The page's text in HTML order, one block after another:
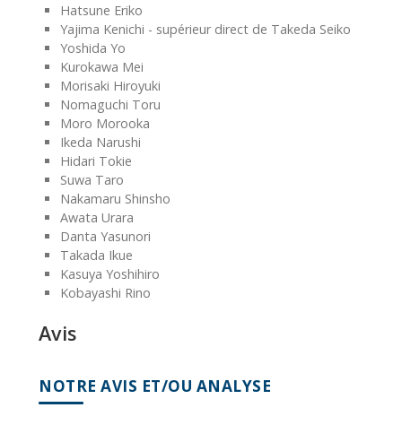
Hatsune Eriko
Yajima Kenichi - supérieur direct de Takeda Seiko
Yoshida Yo
Kurokawa Mei
Morisaki Hiroyuki
Nomaguchi Toru
Moro Morooka
Ikeda Narushi
Hidari Tokie
Suwa Taro
Nakamaru Shinsho
Awata Urara
Danta Yasunori
Takada Ikue
Kasuya Yoshihiro
Kobayashi Rino
Avis
NOTRE AVIS ET/OU ANALYSE